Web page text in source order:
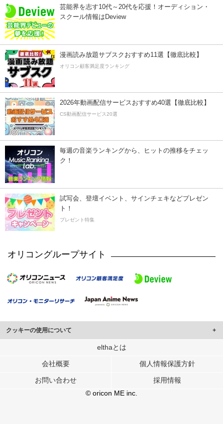
芸能界を志す10代～20代を応援！オーディション・
スクール情報はDeview
漫画読み放題サブスクおすすめ11選【徹底比較】
オリコン顧客満足度ランキング
2026年動画配信サービスおすすめ40選【徹底比較】
CS動画配信サービス20選
毎週の音楽ランキングから、ヒットの推移をチェッ
ク！
試写会、登壇イベント、サインチェキなどプレゼン
ト！
プレゼント特集
オリコングループサイト
クッキーの使用について
このサイトでは Cookie を使用して、ユーザーに合わせたコンテンツや広告の
行っています。
メディアや広告配信、データ解析の各パートナーに提供しています。
各パートナーは、この情報とユーザーが各パートナーに提供した他の情報や、
ユーザーが各パートナーのサービスを使用したときに収集した他の情報を組み
elthaとは
会社概要 個人情報保護方針
お問い合わせ
採用情報
© oricon ME inc.